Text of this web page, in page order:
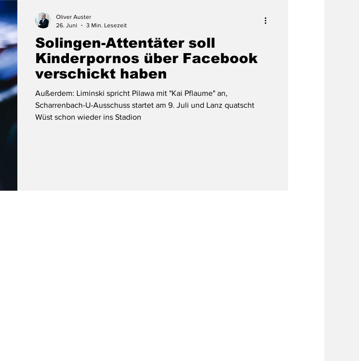
Solingen-Attentäter soll
Kinderpornos über Facebook
verschickt haben
Außerdem: Liminski spricht Pilawa mit "Kai Pflaume" an,
Scharrenbach-U-Ausschuss startet am 9. Juli und Lanz quatscht
Wüst schon wieder ins Stadion
Oliver Auster
26. Juni
3 Min. Lesezeit